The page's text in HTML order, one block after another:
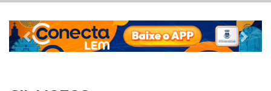
Previous Next